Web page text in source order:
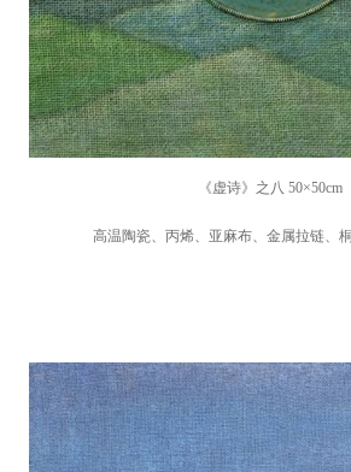
《虚诗》之八 50×50cm
高温陶瓷、丙烯、亚麻布、金属拉链、